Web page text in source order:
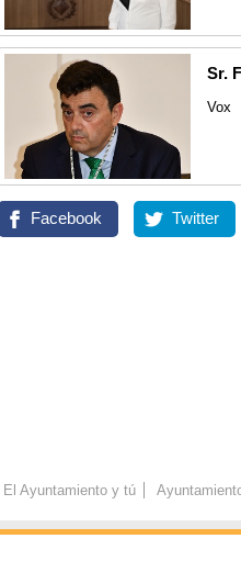
Sr.
Vox
Facebook Twitter
El Ayuntamiento y tú